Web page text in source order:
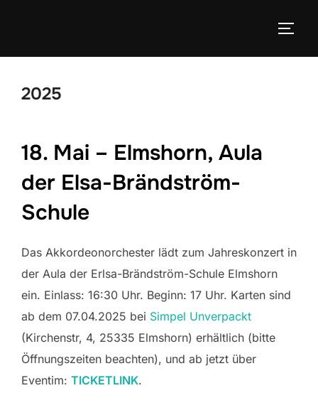
2025
18. Mai – Elmshorn, Aula
der Elsa-Brändström-
Schule
Das Akkordeonorchester lädt zum Jahreskonzert in
der Aula der Erlsa-Brändström-Schule Elmshorn
ein. Einlass: 16:30 Uhr. Beginn: 17 Uhr. Karten sind
ab dem 07.04.2025 bei Simpel Unverpackt
(Kirchenstr, 4, 25335 Elmshorn) erhältlich (bitte
Öffnungszeiten beachten), und ab jetzt über
Eventim: TICKETLINK.